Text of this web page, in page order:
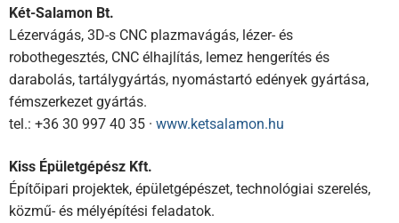
Két-Salamon Bt.
Lézervágás, 3D-s CNC plazmavágás, lézer- és
robothegesztés, CNC élhajlítás, lemez hengerítés és
darabolás, tartálygyártás, nyomástartó edények gyártása,
fémszerkezet gyártás.
tel.: +36 30 997 40 35 · www.ketsalamon.hu
Kiss Épületgépész Kft.
Építőipari projektek, épületgépészet, technológiai szerelés,
közmű- és mélyépítési feladatok.